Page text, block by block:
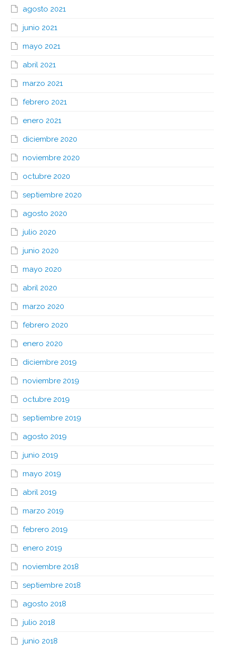
agosto 2021
junio 2021
mayo 2021
abril 2021
marzo 2021
febrero 2021
enero 2021
diciembre 2020
noviembre 2020
octubre 2020
septiembre 2020
agosto 2020
julio 2020
junio 2020
mayo 2020
abril 2020
marzo 2020
febrero 2020
enero 2020
diciembre 2019
noviembre 2019
octubre 2019
septiembre 2019
agosto 2019
junio 2019
mayo 2019
abril 2019
marzo 2019
febrero 2019
enero 2019
noviembre 2018
septiembre 2018
agosto 2018
julio 2018
junio 2018